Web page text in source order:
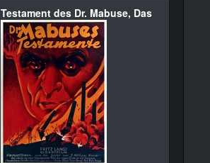
Testament des Dr. Mabuse, Das